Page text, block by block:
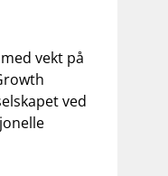
vekt på
ved